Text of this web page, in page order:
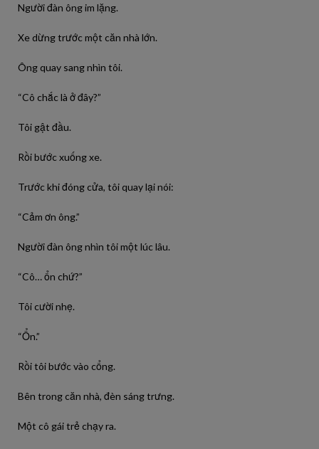
Người đàn ông im lặng.
Xe dừng trước một căn nhà lớn.
Ông quay sang nhìn tôi.
“Cô chắc là ở đây?”
Tôi gật đầu.
Rồi bước xuống xe.
Trước khi đóng cửa, tôi quay lại nói:
“Cảm ơn ông.”
Người đàn ông nhìn tôi một lúc lâu.
“Cô… ổn chứ?”
Tôi cười nhẹ.
“Ổn.”
Rồi tôi bước vào cổng.
Bên trong căn nhà, đèn sáng trưng.
Một cô gái trẻ chạy ra.